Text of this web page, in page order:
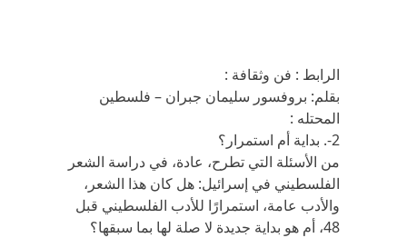
الرابط : فن وثقافة :
بقلم: بروفسور سليمان جبران – فلسطين
المحتله :
2-. بداية أم استمرار؟
من الأسئلة التي تطرح، عادة، في دراسة الشعر
الفلسطيني في إسرائيل: هل كان هذا الشعر،
والأدب عامة، استمرارًا للأدب الفلسطيني قبل
48، أم هو بداية جديدة لا صلة لها بما سبقها؟